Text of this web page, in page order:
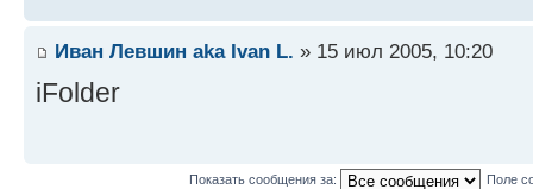
Иван Левшин aka Ivan L. » 15 июл 2005, 10:20
iFolder
Показать сообщения за: Поле